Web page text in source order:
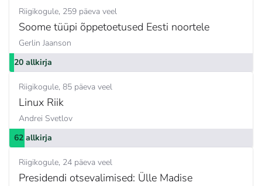
Riigikogule 259 päeva veel
Soome tüüpi õppetoetused Eesti noortele
Gerlin Jaanson
20 allkirja
Riigikogule 85 päeva veel
Linux Riik
Andrei Svetlov
62 allkirja
Riigikogule 24 päeva veel
Presidendi otsevalimised: Ülle Madise